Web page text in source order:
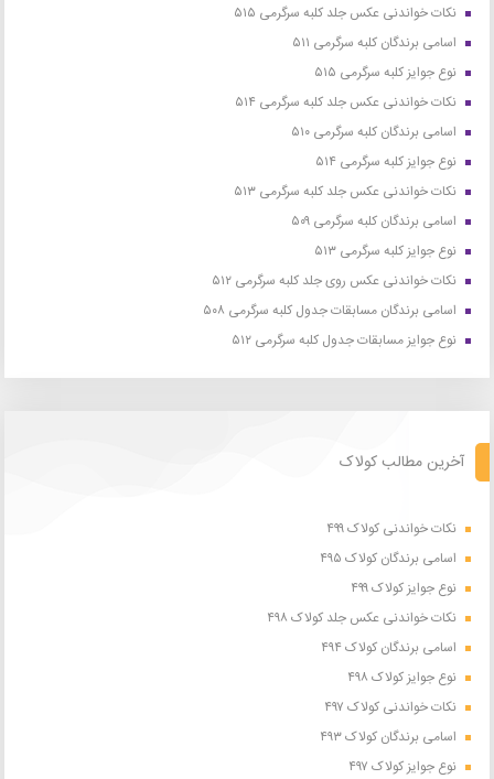
نکات خواندنی عکس جلد کلبه سرگرمی ۵۱۵
اسامی برندگان کلبه سرگرمی ۵۱۱
نوع جوایز کلبه سرگرمی ۵۱۵
نکات خواندنی عکس جلد کلبه سرگرمی ۵۱۴
اسامی برندگان کلبه سرگرمی ۵۱۰
نوع جوایز کلبه سرگرمی ۵۱۴
نکات خواندنی عکس جلد کلبه سرگرمی ۵۱۳
اسامی برندگان کلبه سرگرمی ۵۰۹
نوع جوایز کلبه سرگرمی ۵۱۳
نکات خواندنی عکس روی جلد کلبه سرگرمی ۵۱۲
اسامی برندگان مسابقات جدول کلبه سرگرمی ۵۰۸
نوع جوایز مسابقات جدول کلبه سرگرمی ۵۱۲
آخرین مطالب کولاک
نکات خواندنی کولاک ۴۹۹
اسامی برندگان کولاک ۴۹۵
نوع جوایز کولاک ۴۹۹
نکات خواندنی عکس جلد کولاک ۴۹۸
اسامی برندگان کولاک ۴۹۴
نوع جوایز کولاک ۴۹۸
نکات خواندنی کولاک ۴۹۷
اسامی برندگان کولاک ۴۹۳
نوع جوایز کولاک ۴۹۷